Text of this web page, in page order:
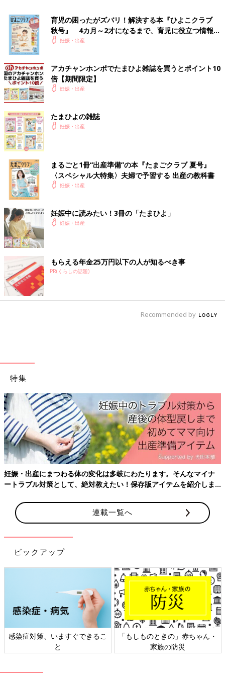
育児の困ったがズバリ！解決する本『ひよこクラブ
秋号』 4カ月～2才になるまで、育児に役立つ情報が
いっぱい！
妊娠・出産
アカチャンホンポでたまひよ雑誌を買うとポイント10
倍【期間限定】
妊娠・出産
たまひよの雑誌
妊娠・出産
まるごと1冊“出産準備”の本『たまごクラブ 夏号』
〈スペシャル大特集〉夫婦で予習する 出産の教科書
妊娠・出産
妊娠中に読みたい！3冊の「たまひよ」
妊娠・出産
もらえる年金25万円以下の人が知るべき事
PR(くらしの話題)
Recommended by
特集
妊娠・出産にまつわる体の変化は多岐にわたります。そんなマイナ
ートラブル対策として、絶対教えたい！保存版アイテムを紹介しま
連載一覧へ
ピックアップ
感染症対策、いますぐできるこ
と
「もしものときの」赤ちゃん・
家族の防災